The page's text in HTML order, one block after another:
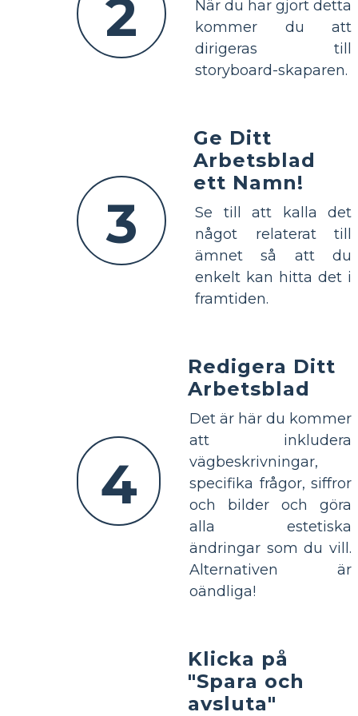
2
När du har gjort detta
kommer du att
dirigeras till
storyboard-skaparen.
3
Ge Ditt
Arbetsblad
ett Namn!
Se till att kalla det
något relaterat till
ämnet så att du
enkelt kan hitta det i
framtiden.
4
Redigera Ditt
Arbetsblad
Det är här du kommer
att inkludera
vägbeskrivningar,
specifika frågor, siffror
och bilder och göra
alla estetiska
ändringar som du vill.
Alternativen är
oändliga!
Klicka på
"Spara och
avsluta"